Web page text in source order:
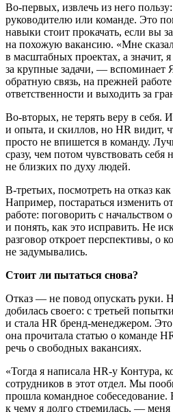
Во-первых, извлечь из него
руководителю или команде. Это
навыки стоит прокачать, если вы
на похожую вакансию. «Мне
в масштабных проектах, а значит,
за крупные задачи, — вспоминает
обратную связь, на прежней
ответственности и выходить за
Во-вторых, не терять веру в себя.
и опыта, и скиллов, но HR видит,
просто не впишется в команду.
сразу, чем потом чувствовать
не близких по духу людей.
В-третьих, посмотреть на отказ
Например, постараться изменить
работе: поговорить с начальством
и понять, как это исправить. Не
разговор откроет перспективы, о
не задумывались.
Стоит ли пытаться снова?
Отказ — не повод опускать руки.
добилась своего: с третьей
и стала HR бренд-менеджером.
она прочитала статью о команде
речь о свободных вакансиях.
«Тогда я написала HR-у Контура,
сотрудников в этот отдел. Мы
прошла командное собеседование.
к чему я долго стремилась, —